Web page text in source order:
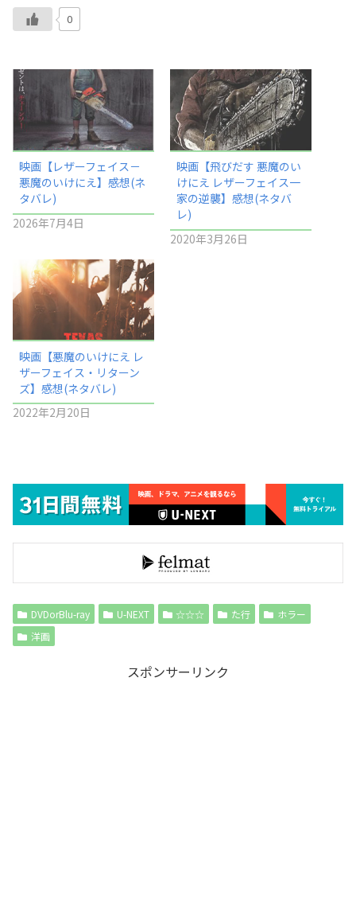
0
映画【レザーフェイス－
悪魔のいけにえ】感想(ネ
タバレ)
2026年7月4日
映画【飛びだす 悪魔のい
けにえ レザーフェイス一
家の逆襲】感想(ネタバ
レ)
2020年3月26日
映画【悪魔のいけにえ レ
ザーフェイス・リターン
ズ】感想(ネタバレ)
2022年2月20日
DVDorBlu-ray U-NEXT ☆☆☆ た行
ホラー
洋画
スポンサーリンク